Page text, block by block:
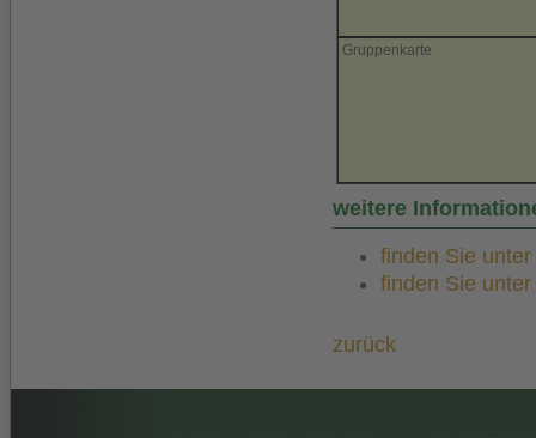
Gruppenkarte
weitere
finden Sie
finden Sie
zurück